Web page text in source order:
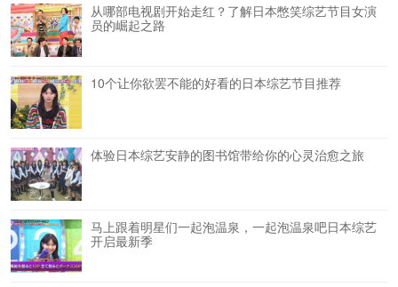
从哪部电视剧开始走红？了解日本憋笑综艺节目女演
员的崛起之路
10个让你欲罢不能的好看的日本综艺节目推荐
体验日本综艺安静的图书馆带给你的心灵治愈之旅
马上跟着明星们一起泡温泉，一起泡温泉吧日本综艺
开启最新季